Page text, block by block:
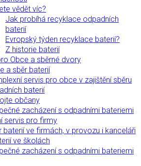
vědět víc?
Jak probíhá recyklace odpadních
baterií
Evropský týden recyklace baterií?
Z historie baterií
Obce a sběrné dvory
a sběr baterií
servis pro obce v zajištění sběru
baterií
občany
zacházení s odpadními bateriemi
servis pro firmy
baterií ve firmách, v provozu i kanceláři
ve školách
zacházení s odpadními bateriemi